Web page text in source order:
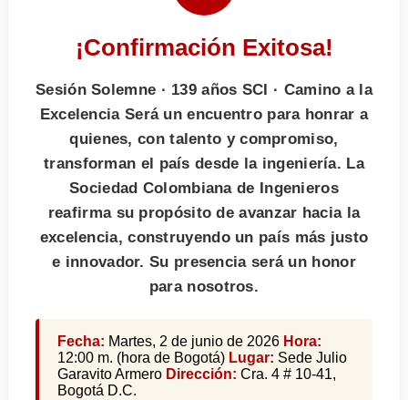
¡Confirmación Exitosa!
Sesión Solemne · 139 años SCI · Camino a la
Excelencia Será un encuentro para honrar a
quienes, con talento y compromiso,
transforman el país desde la ingeniería. La
Sociedad Colombiana de Ingenieros
reafirma su propósito de avanzar hacia la
excelencia, construyendo un país más justo
e innovador. Su presencia será un honor
para nosotros.
Fecha: Martes, 2 de junio de 2026 Hora:
12:00 m. (hora de Bogotá) Lugar: Sede Julio
Garavito Armero Dirección: Cra. 4 # 10-41,
Bogotá D.C.